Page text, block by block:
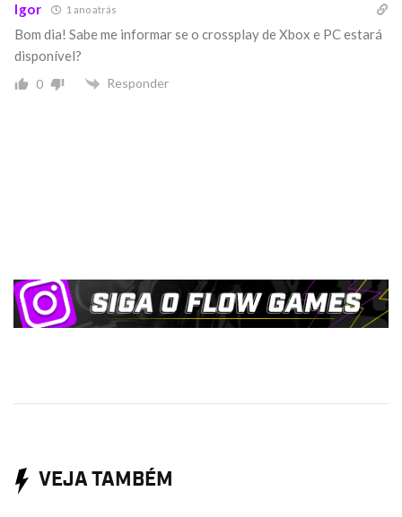
Igor 1 ano atrás
Bom dia! Sabe me informar se o crossplay de Xbox e PC estará
disponível?
0 Responder
VEJA TAMBÉM